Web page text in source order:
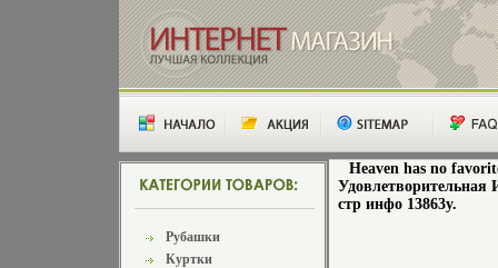
Рубашки
Куртки
Heaven has no
Удовлетворительная
стр инфо 13863y.